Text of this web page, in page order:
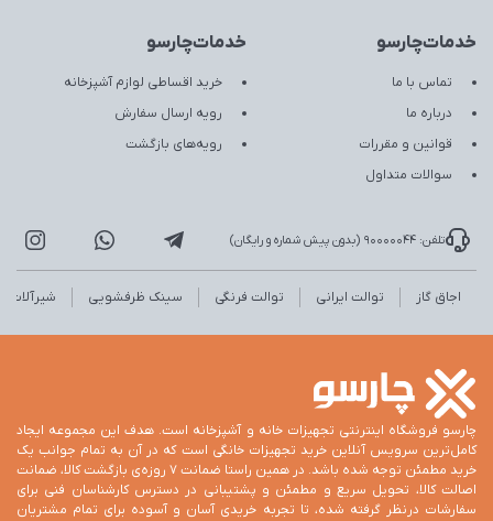
خدمات‌چارسو
تماس با ما
درباره ما
قوانین و مقررات
سوالات متداول
خدمات‌چارسو
خرید اقساطی لوازم آشپزخانه
رویه ارسال سفارش
رویه‌های بازگشت
تلفن: 90000044 (بدون پیش شماره و رایگان)
اجاق گاز توالت ایرانی توالت فرنگی سینک ظرفشویی شیرآلات
چارسو فروشگاه اینترنتی تجهیزات خانه و آشپزخانه است. هدف این مجموعه ایجاد
کامل‌ترین سرویس آنلاین خرید تجهیزات خانگی است که در آن به تمام جوانب یک
خرید مطمئن توجه شده باشد. در همین راستا ضمانت 7 روزه‌ی بازگشت کالا، ضمانت
اصالت کالا، تحویل سریع و مطمئن و پشتیبانی در دسترس کارشناسان فنی برای
سفارشات درنظر گرفته شده، تا تجربه خریدی آسان و آسوده برای تمام مشتریان